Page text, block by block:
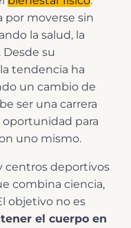
por moverse sin
la salud, la
Desde su
tendencia ha
un cambio de
ser una carrera
oportunidad para
uno mismo.
centros deportivos
combina ciencia,
objetivo no es
el cuerpo en